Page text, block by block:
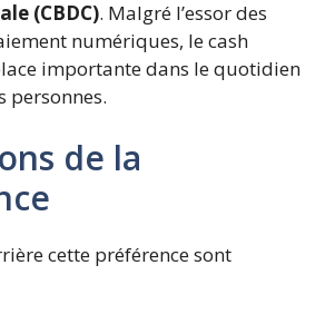
(CBDC). Malgré l’essor des
numériques, le cash
importante dans le quotidien
personnes.
de la
cette préférence sont